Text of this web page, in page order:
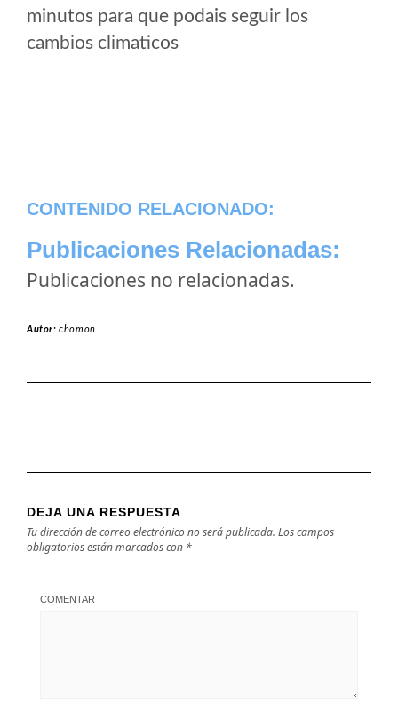
minutos para que podais seguir los
cambios climaticos
CONTENIDO RELACIONADO:
Publicaciones Relacionadas:
Publicaciones no relacionadas.
Autor:chomon
DEJA UNA RESPUESTA
Tu dirección de correo electrónico no será publicada. Los campos
obligatorios están marcados con *
COMENTAR